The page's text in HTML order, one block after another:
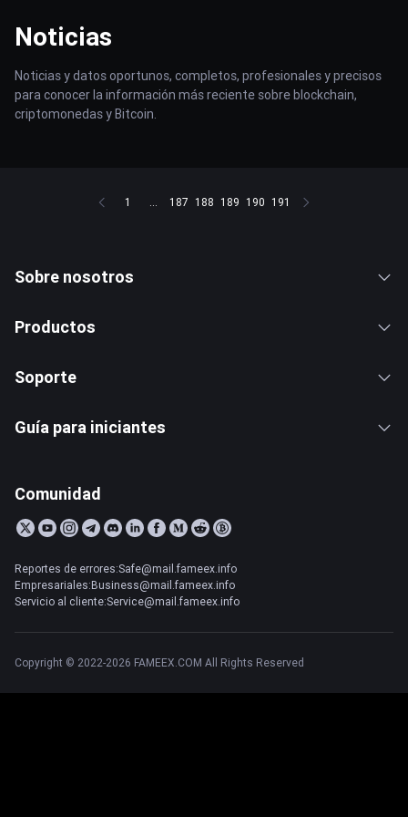
Noticias
Noticias y datos oportunos, completos, profesionales y precisos
para conocer la información más reciente sobre blockchain,
criptomonedas y Bitcoin.
1 ... 187 188 189 190 191
Sobre nosotros
Productos
Soporte
Guía para iniciantes
Comunidad
Reportes de errores:Safe@mail.fameex.info
Empresariales:Business@mail.fameex.info
Servicio al cliente:Service@mail.fameex.info
Copyright © 2022-2026 FAMEEX.COM All Rights Reserved